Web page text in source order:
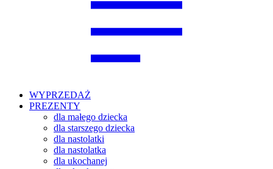
WYPRZEDAŻ
PREZENTY
dla małego dziecka
dla starszego dziecka
dla nastolatki
dla nastolatka
dla ukochanej